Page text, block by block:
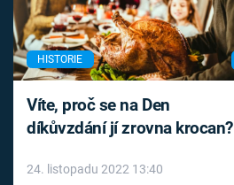
HISTORIE
Víte, proč se na Den
díkůvzdání jí zrovna krocan?
24. listopadu 2022 13:40